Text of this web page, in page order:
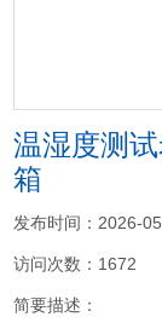
温湿度测
箱
发布时间：2026-
访问次数：1672
简要描述：